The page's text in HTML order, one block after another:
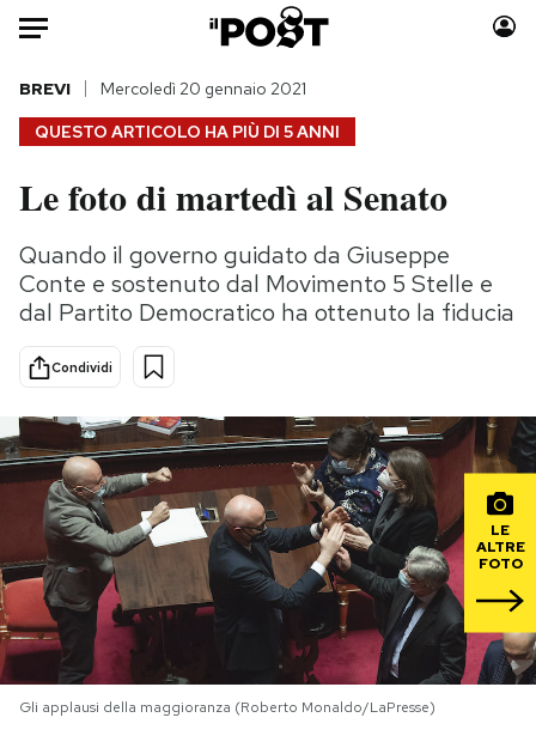
Auto
HOME
Italia
Politica
Tecnologia
Scienza
Economia
Sport
Moda
Consumismi
Storie/Idee
Altrecose
Mondiali calcio 2026
PODCAST
NEWSLETTER
QUESTO ARTICOLO HA PIÙ DI 5 ANNI
BREVI Mercoledì 20 gennaio 2021
Le foto di martedì al Senato
Quando il governo guidato da Giuseppe
Conte e sostenuto dal Movimento 5 Stelle e
dal Partito Democratico ha ottenuto la fiducia
Condividi
LE
ALTRE
FOTO
Gli applausi della maggioranza (Roberto Monaldo/LaPresse)